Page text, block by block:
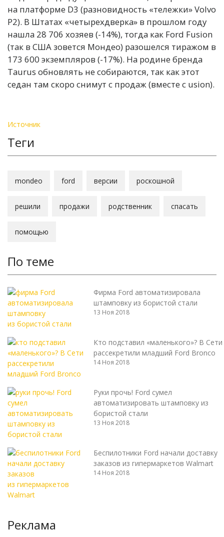
на платформе D3 (разновидность «тележки» Volvo
P2). В Штатах «четырехдверка» в прошлом году
нашла 28 706 хозяев (-14%), тогда как Ford Fusion
(так в США зовется Мондео) разошелся тиражом в
173 600 экземпляров (-17%). На родине бренда
Taurus обновлять не собираются, так как этот
седан там скоро снимут с продаж (вместе с usion).
Источник
Теги
mondeo ford версии роскошной
решили продажи родственник спасать
помощью
По теме
Фирма Ford автоматизировала
штамповку из бористой стали
13 Ноя 2018
Кто подставил «маленького»? В Сети
рассекретили младший Ford Bronco
14 Ноя 2018
Руки прочь! Ford сумел
автоматизировать штамповку из
бористой стали
13 Ноя 2018
Беспилотники Ford начали доставку
заказов из гипермаркетов Walmart
14 Ноя 2018
Реклама